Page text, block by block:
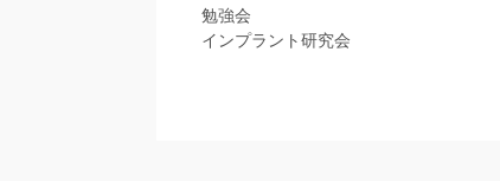
勉強会
インプラント研究会